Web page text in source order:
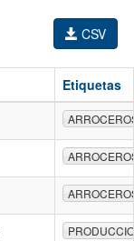
CSV
Etiquetas